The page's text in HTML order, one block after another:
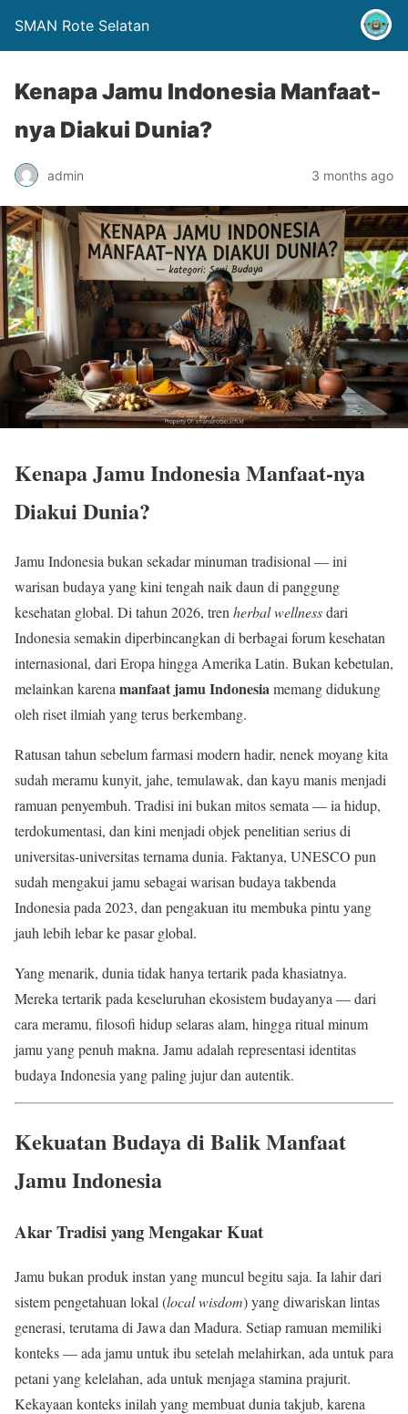
SMAN Rote Selatan
Kenapa Jamu Indonesia Manfaat-
nya Diakui Dunia?
admin 3 months ago
Kenapa Jamu Indonesia Manfaat-nya
Diakui Dunia?
Jamu Indonesia bukan sekadar minuman tradisional — ini
warisan budaya yang kini tengah naik daun di panggung
kesehatan global. Di tahun 2026, trenherbal wellnessdari
Indonesia semakin diperbincangkan di berbagai forum kesehatan
internasional, dari Eropa hingga Amerika Latin. Bukan kebetulan,
melainkan karenamanfaat jamu Indonesiamemang didukung
oleh riset ilmiah yang terus berkembang.
Ratusan tahun sebelum farmasi modern hadir, nenek moyang kita
sudah meramu kunyit, jahe, temulawak, dan kayu manis menjadi
ramuan penyembuh. Tradisi ini bukan mitos semata — ia hidup,
terdokumentasi, dan kini menjadi objek penelitian serius di
universitas-universitas ternama dunia. Faktanya, UNESCO pun
sudah mengakui jamu sebagai warisan budaya takbenda
Indonesia pada 2023, dan pengakuan itu membuka pintu yang
jauh lebih lebar ke pasar global.
Yang menarik, dunia tidak hanya tertarik pada khasiatnya.
Mereka tertarik pada keseluruhan ekosistem budayanya — dari
cara meramu, filosofi hidup selaras alam, hingga ritual minum
jamu yang penuh makna. Jamu adalah representasi identitas
budaya Indonesia yang paling jujur dan autentik.
Kekuatan Budaya di Balik Manfaat
Jamu Indonesia
Akar Tradisi yang Mengakar Kuat
Jamu bukan produk instan yang muncul begitu saja. Ia lahir dari
sistem pengetahuan lokal (local wisdom) yang diwariskan lintas
generasi, terutama di Jawa dan Madura. Setiap ramuan memiliki
konteks — ada jamu untuk ibu setelah melahirkan, ada untuk para
petani yang kelelahan, ada untuk menjaga stamina prajurit.
Kekayaan konteks inilah yang membuat dunia takjub, karena